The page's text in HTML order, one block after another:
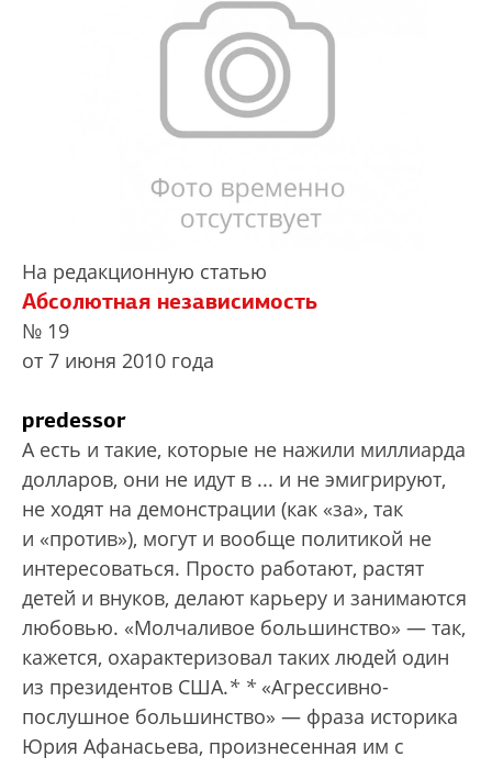
На редакционную статью
Абсолютная независимость
№ 19
от 7 июня 2010 года
predessor
А есть и такие, которые не нажили миллиарда
долларов, они не идут в ... и не эмигрируют,
не ходят на демонстрации (как «за», так
и «против»), могут и вообще политикой не
интересоваться. Просто работают, растят
детей и внуков, делают карьеру и занимаются
любовью. «Молчаливое большинство» — так,
кажется, охарактеризовал таких людей один
из президентов США.* * «Агрессивно-
послушное большинство» — фраза историка
Юрия Афанасьева, произнесенная им с